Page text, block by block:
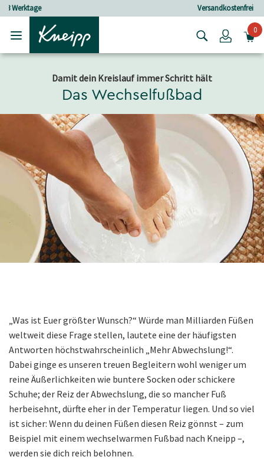
Skip to main content
Skip to footer content
Login0
Damit dein Kreislauf immer Schritt hält
Das Wechselfußbad
„Was ist Euer größter Wunsch?“ Würde man Milliarden Füßen
weltweit diese Frage stellen, lautete eine der häufigsten
Antworten höchstwahrscheinlich „Mehr Abwechslung!“.
Dabei ginge es unseren treuen Begleitern wohl weniger um
reine Äußerlichkeiten wie buntere Socken oder schickere
Schuhe; der Reiz der Abwechslung, die so mancher Fuß
herbeisehnt, dürfte eher in der Temperatur liegen. Und so viel
ist sicher: Wenn du deinen Füßen diesen Reiz gönnst – zum
Beispiel mit einem wechselwarmen Fußbad nach Kneipp –,
werden sie dich reich belohnen.